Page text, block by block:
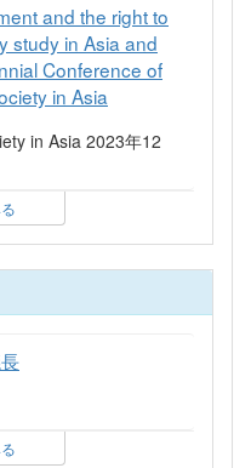
and the right to
study in Asia and
Conference of
in Asia
in Asia 2023年12